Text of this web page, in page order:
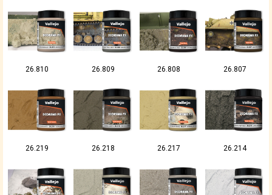
26.810 26.809 26.808 26.807
26.219 26.218 26.217 26.214